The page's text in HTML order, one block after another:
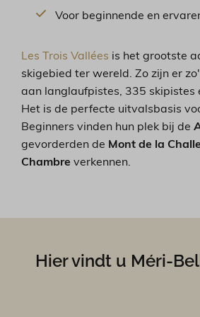
Voor beginnende en
Les Trois Vallées is het grootste
skigebied ter wereld. Zo zijn er
aan langlaufpistes, 335 skipistes
Het is de perfecte uitvalsbasis
Beginners vinden hun plek bij de
gevorderden de Mont de la Challe
Chambre verkennen.
Hier vindt u Méri-